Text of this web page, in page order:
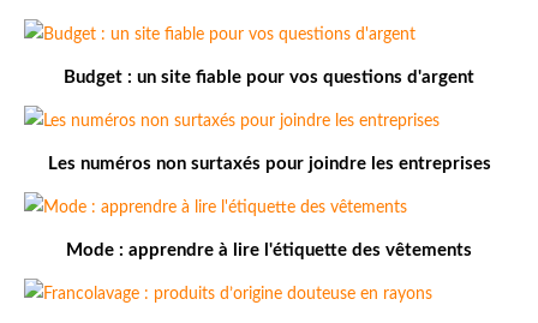
Budget : un site fiable pour vos questions d'argent
Les numéros non surtaxés pour joindre les entreprises
Mode : apprendre à lire l'étiquette des vêtements